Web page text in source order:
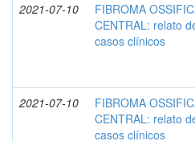
2021-07-10
FIBROMA
CENTRAL: relato
casos clínicos
2021-07-10
FIBROMA
CENTRAL: relato
casos clínicos